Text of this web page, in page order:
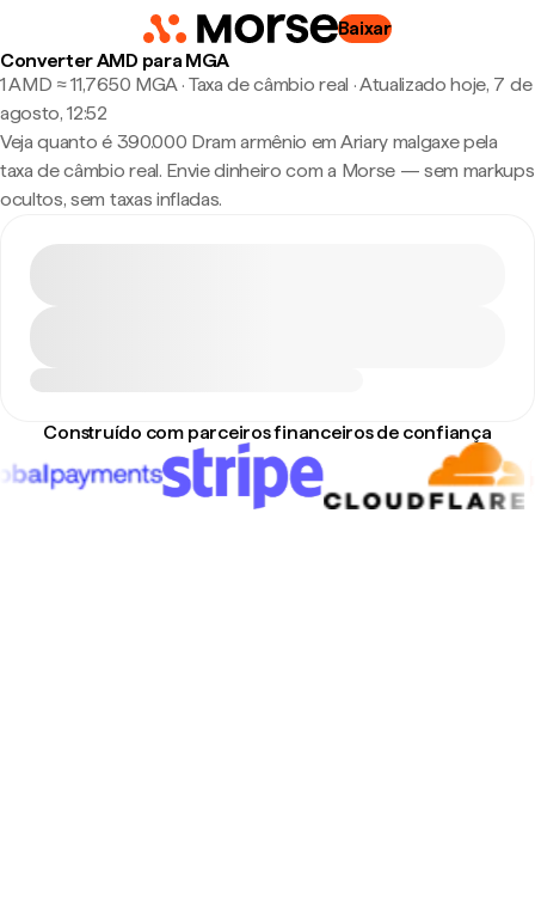
Baixar
Converter AMD para MGA
1 AMD ≈ 11,7650 MGA · Taxa de câmbio real ·Atualizado hoje, 7 de
agosto, 12:52
Veja quanto é 390.000 Dram armênio em Ariary malgaxe pela
taxa de câmbio real. Envie dinheiro com a Morse — sem markups
ocultos, sem taxas infladas.
Construído com parceiros financeiros de confiança